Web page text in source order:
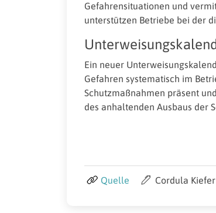
Gefahrensituationen und
unterstützen Betriebe bei der
Ein neuer
Gefahren systematisch im
Schutzmaßnahmen präsent
des anhaltenden Ausbaus der
Quelle Cordula Kiefer